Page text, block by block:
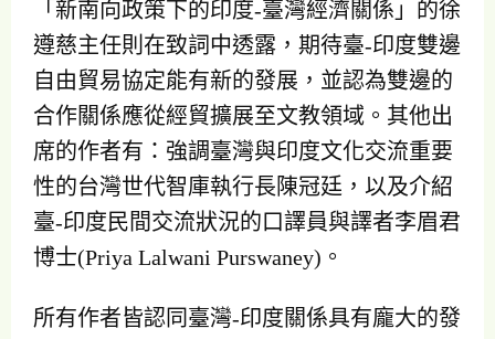
「新南向政策下的印度-臺灣經濟關係」的徐
遵慈主任則在致詞中透露，期待臺-印度雙邊
自由貿易協定能有新的發展，並認為雙邊的
合作關係應從經貿擴展至文教領域。其他出
席的作者有：強調臺灣與印度文化交流重要
性的台灣世代智庫執行長陳冠廷，以及介紹
臺-印度民間交流狀況的口譯員與譯者李眉君
博士(Priya Lalwani Purswaney)。
所有作者皆認同臺灣-印度關係具有龐大的發